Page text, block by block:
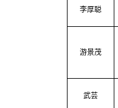
李厚聪
游景茂
武芸